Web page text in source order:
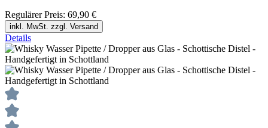
Regulärer Preis: 69,90 €
inkl. MwSt. zzgl. Versand
Details